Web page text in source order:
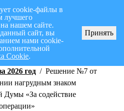
работ на I полугодие 2026 г.
2026 год / Решение №7 от
нагрудным знаком
Думы «За содействие
cookie-файлы в
лучшего
нашем сайте.
сайт, вы
нами cookie-
Cookie.
Принять